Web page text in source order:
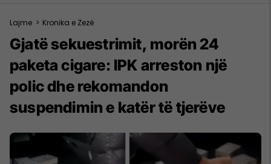
Lajme > Kronika e Zezë
Gjatë sekuestrimit, morën 24
paketa cigare: IPK arreston një
polic dhe rekomandon
suspendimin e katër të tjerëve